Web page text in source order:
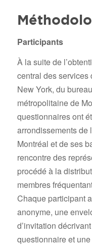
Participants
À la suite de
central des
New York, du
métropolitaine de
questionnaires ont
arrondissements de
Montréal et de ses
rencontre des
procédé à la
membres
Chaque participant
anonyme, une
d’invitation
questionnaire et